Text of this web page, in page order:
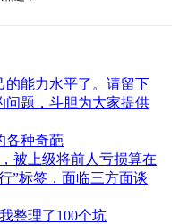
的能力水平了。请留下
问题，斗胆为大家提供
各种奇葩
被上级将前人亏损算在
”标签，面临三方面谈
整理了100个坑